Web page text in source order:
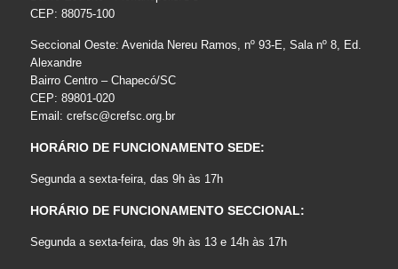
CEP: 88075-100
Seccional Oeste: Avenida Nereu Ramos, nº 93-E, Sala nº 8, Ed.
Alexandre
Bairro Centro – Chapecó/SC
CEP: 89801-020
Email: crefsc@crefsc.org.br
HORÁRIO DE FUNCIONAMENTO SEDE:
Segunda a sexta-feira, das 9h às 17h
HORÁRIO DE FUNCIONAMENTO SECCIONAL:
Segunda a sexta-feira, das 9h às 13 e 14h às 17h